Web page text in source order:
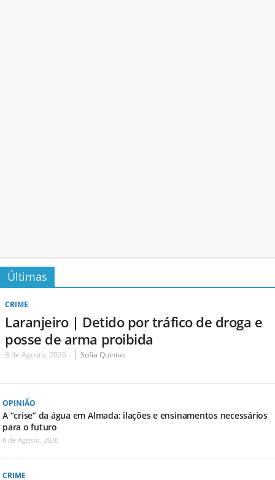
Últimas
CRIME
Laranjeiro | Detido por tráfico de droga e
posse de arma proibida
8 de Agosto, 2026 Sofia Quintas
OPINIÃO
A “crise” da água em Almada: ilações e ensinamentos necessários
para o futuro
8 de Agosto, 2026
CRIME